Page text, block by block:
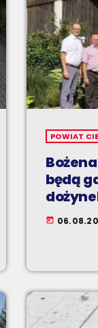
POWIAT
będą
today